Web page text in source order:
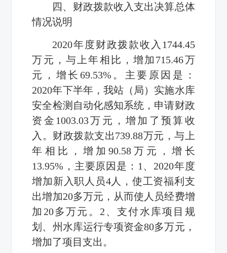
四、财政拨款收入支出决算总体
情况说明
2020年度财政拨款收入1744.45
万元，与上年相比，增加715.46万
元，增长69.53%。主要原因是：
2020年下半年，我站（局）实施水库
安全检测自动化感知系统，申请财政
资金1003.03万元，增加了预算收
入。财政拨款支出739.88万元，与上
年相比，增加90.58万元，增长
13.95%，主要原因是：1、2020年度
增加新入职人员4人，使工资福利支
出增加20多万元，从而使人员经费增
加20多万元。2、支付水库项目规
划、州水库运行专项资金80多万元，
增加了项目支出。